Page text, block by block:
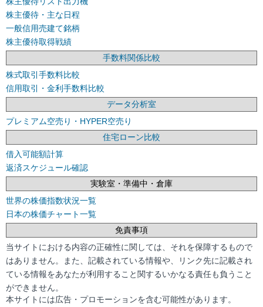
株主優待・主な日程
一般信用売建て銘柄
株主優待取得戦績
手数料関係比較
株式取引手数料比較
信用取引・金利手数料比較
データ分析室
プレミアム空売り・HYPER空売り
住宅ローン比較
借入可能額計算
返済スケジュール確認
実験室・準備中・倉庫
世界の株価指数状況一覧
日本の株価チャート一覧
免責事項
当サイトにおける内容の正確性に関しては、それを保障するもので
はありません。また、記載されている情報や、リンク先に記載され
ている情報をあなたが利用すること関するいかなる責任も負うこと
ができません。
本サイトには広告・プロモーションを含む可能性があります。